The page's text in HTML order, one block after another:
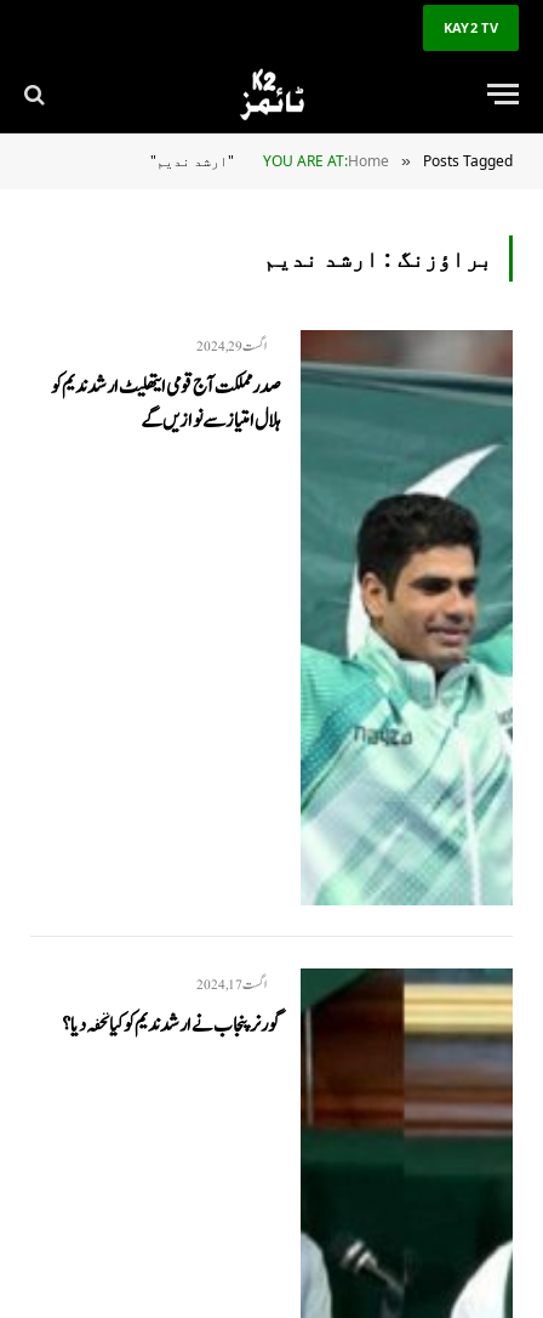
KAY2 TV
YOU ARE AT:Home » Posts Tagged "ارشد ندیم"
براؤزنگ : ارشد ندیم
اگست 29, 2024
صدر مملکت آج قومی ایتھلیٹ ارشد ندیم کو
ہلال امتیاز سے نوازیں گے
اگست 17, 2024
گورنر پنجاب نے ارشد ندیم کو کیا تحفہ دیا؟